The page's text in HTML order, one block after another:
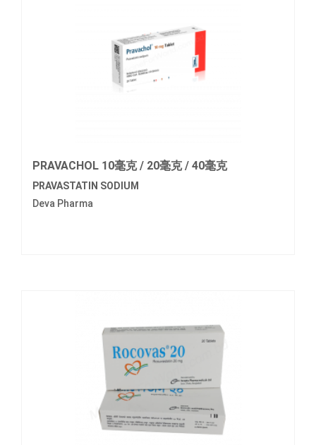
PRAVACHOL 10毫克 / 20毫克 / 40毫克
PRAVASTATIN SODIUM
Deva Pharma